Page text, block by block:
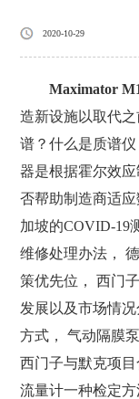
2020-10-29
Maximator
造新设施以取代
谱？什么是质谱
器是根据霍尔效
否帮助制造商适
加坡的COVID-19
维修处理办法，
策优先位， 西门
发展以及市场情
方式， 气动隔膜
西门子与默克项
流量计一种检定